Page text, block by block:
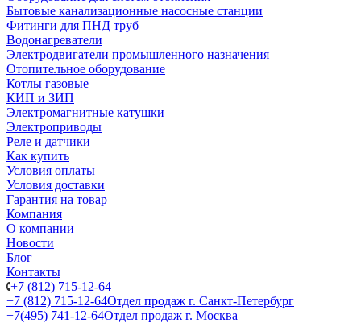
Бытовые канализационные насосные станции
Фитинги для ПНД труб
Водонагреватели
Электродвигатели промышленного назначения
Отопительное оборудование
Котлы газовые
КИП и ЗИП
Электромагнитные катушки
Электроприводы
Реле и датчики
Как купить
Условия оплаты
Условия доставки
Гарантия на товар
Компания
О компании
Новости
Блог
Контакты
+7 (812) 715-12-64
+7 (812) 715-12-64Отдел продаж г. Санкт-Петербург
+7(495) 741-12-64Отдел продаж г. Москва